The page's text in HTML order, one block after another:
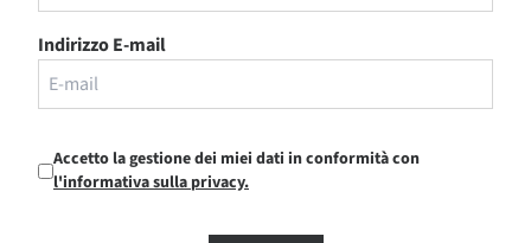
Indirizzo E-mail
Accetto la gestione dei miei dati in conformità con
l'informativa sulla privacy.